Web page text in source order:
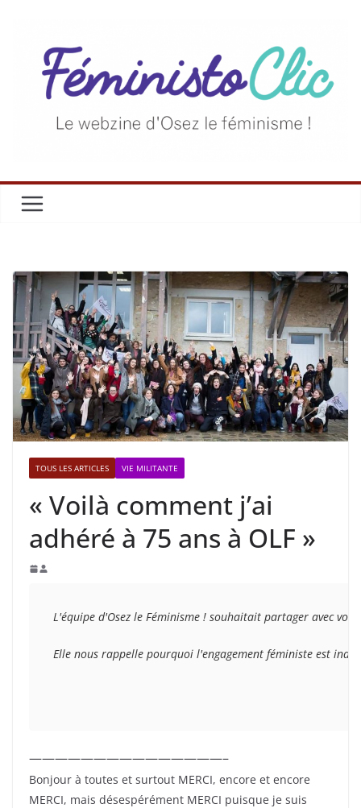
TOUS LES ARTICLES VIE MILITANTE
« Voilà comment j’ai
adhéré à 75 ans à OLF »
L'équipe d'Osez le Féminisme ! souhaitait partager avec
Elle nous rappelle pourquoi l'engagement féministe est
———————————————–
Bonjour à toutes et surtout MERCI, encore et encore
MERCI, mais désespérément MERCI puisque je suis